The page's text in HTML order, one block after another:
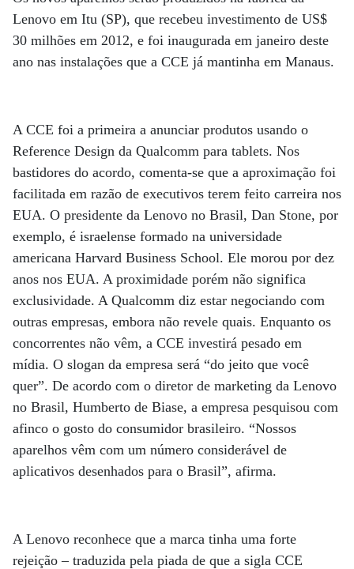
Lenovo em Itu (SP), que recebeu investimento de US$
30 milhões em 2012, e foi inaugurada em janeiro deste
ano nas instalações que a CCE já mantinha em Manaus.
A CCE foi a primeira a anunciar produtos usando o
Reference Design da Qualcomm para tablets. Nos
bastidores do acordo, comenta-se que a aproximação foi
facilitada em razão de executivos terem feito carreira nos
EUA. O presidente da Lenovo no Brasil, Dan Stone, por
exemplo, é israelense formado na universidade
americana Harvard Business School. Ele morou por dez
anos nos EUA. A proximidade porém não significa
exclusividade. A Qualcomm diz estar negociando com
outras empresas, embora não revele quais. Enquanto os
concorrentes não vêm, a CCE investirá pesado em
mídia. O slogan da empresa será “do jeito que você
quer”. De acordo com o diretor de marketing da Lenovo
no Brasil, Humberto de Biase, a empresa pesquisou com
afinco o gosto do consumidor brasileiro. “Nossos
aparelhos vêm com um número considerável de
aplicativos desenhados para o Brasil”, afirma.
A Lenovo reconhece que a marca tinha uma forte
rejeição – traduzida pela piada de que a sigla CCE